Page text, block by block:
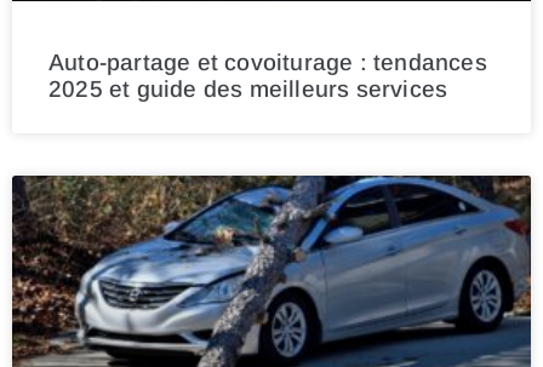
Auto-partage et covoiturage : tendances
2025 et guide des meilleurs services